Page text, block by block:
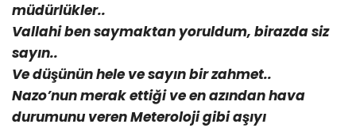
müdürlükler..
Vallahi ben saymaktan yoruldum, birazda siz
sayın..
Ve düşünün hele ve sayın bir zahmet..
Nazo’nun merak ettiği ve en azından hava
durumunu veren Meteroloji gibi aşıyı